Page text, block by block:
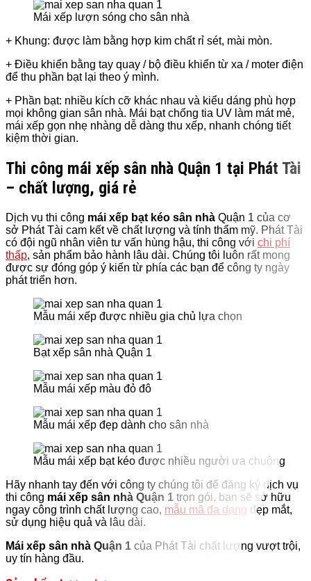
Mái xếp lượn sóng cho sân nhà
+ Khung: được làm bằng hợp kim chất rỉ sét, mài mòn.
+ Điều khiển bằng tay quay / bộ điều khiển từ xa / moter điện
để thu phần bạt lại theo ý mình.
+ Phần bạt: nhiều kích cỡ khác nhau và kiểu dáng phù hợp
mọi không gian sân nhà. Mái bạt chống tia UV làm mát mẻ,
mái xếp gọn nhẹ nhàng dễ dàng thu xếp, nhanh chóng tiết
kiệm thời gian.
Thi công mái xếp sân nhà Quận 1 tại Phát Tài
– chất lượng, giá rẻ
Dịch vụ thi công mái xếp bạt kéo sân nhà Quận 1 của cơ
sở Phát Tài cam kết về chất lượng và tính thẩm mỹ. Phát Tài
có đội ngũ nhân viên tư vấn hùng hậu, thi công với chi phí
thấp, sản phẩm bảo hành lâu dài. Chúng tôi luôn rất mong
được sự đóng góp ý kiến từ phía các bạn để công ty ngày
phát triển hơn.
Mẫu mái xếp được nhiều gia chủ lựa chọn
Bạt xếp sân nhà Quận 1
Mẫu mái xếp màu đỏ đô
Mẫu mái xếp đẹp dành cho sân nhà
Mẫu mái xếp bạt kéo được nhiều người ưa chuộng
Hãy nhanh tay đến với công ty chúng tôi để đăng ký dịch vụ
thi công mái xếp sân nhà Quận 1 trọn gói, bạn sẽ sở hữu
ngay công trình chất lượng cao, mẫu mã đa dạng đẹp mắt,
sử dụng hiệu quả và lâu dài.
Mái xếp sân nhà Quận 1 của Phát Tài chất lượng vượt trội,
uy tín hàng đầu.